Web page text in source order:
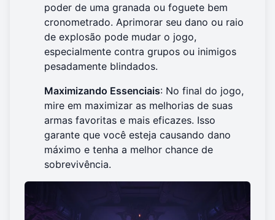
poder de uma granada ou foguete bem
cronometrado. Aprimorar seu dano ou raio
de explosão pode mudar o jogo,
especialmente contra grupos ou inimigos
pesadamente blindados.
Maximizando Essenciais: No final do jogo,
mire em maximizar as melhorias de suas
armas favoritas e mais eficazes. Isso
garante que você esteja causando dano
máximo e tenha a melhor chance de
sobrevivência.